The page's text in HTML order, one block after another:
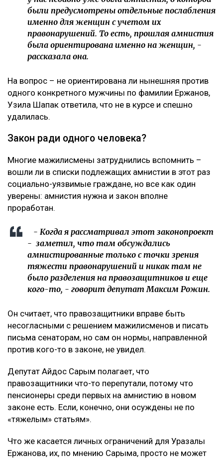
были предусмотрены отдельные послабления
именно для женщин с учетом их
правонарушений. То есть, прошлая амнистия
была ориентирована именно на женщин, -
рассказала она.
На вопрос – не ориентирована ли нынешняя против
одного конкретного мужчины по фамилии Ержанов,
Узила Шапак ответила, что не в курсе и спешно
удалилась.
Закон ради одного человека?
Многие мажилисмены затруднились вспомнить –
вошли ли в списки подлежащих амнистии в этот раз
социально-уязвимые граждане, но все как один
уверены: амнистия нужна и закон вполне
проработан.
- Когда я рассматривал этот законопроект
- заметил, что там обсуждались
амнистированные только с точки зрения
тяжести правонарушений и никак там не
было разделения на правозащитников и еще
кого-то, - говорит депутат Максим Рожин.
Он считает, что правозащитники вправе быть
несогласными с решением мажилисменов и писать
письма сенаторам, но сам он нормы, направленной
против кого-то в законе, не увидел.
Депутат Айдос Сарым полагает, что
правозащитники что-то перепутали, потому что
пенсионеры среди первых на амнистию в новом
законе есть. Если, конечно, они осуждены не по
«тяжелым» статьям».
Что же касается личных ограничений для Уразалы
Ержанова, их, по мнению Сарыма, просто не может